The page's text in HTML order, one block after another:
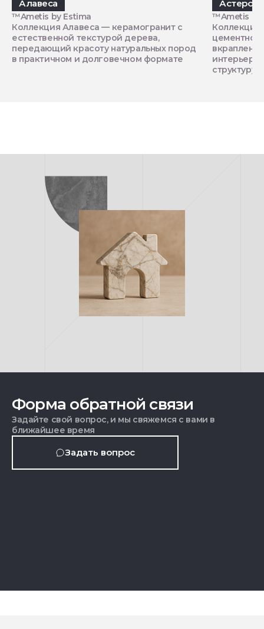
Алавеса
™Ametis by Estima
Коллекция Алавеса — керамогранит с
естественной текстурой дерева,
передающий красоту натуральных пород
в практичном и долговечном формате
Астеро
™Ametis by
Коллекция
цементной
интерьеру
структуру
Форма обратной связи
Задайте свой вопрос, и мы свяжемся с вами в
ближайшее время
Задать вопрос